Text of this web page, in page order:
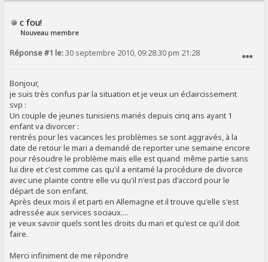
c fou!
Nouveau membre
Réponse #1 le:30 septembre 2010, 09:28:30 pm 21:28
Bonjour,
je suis très confus par la situation et je veux un éclaircissement
svp :
Un couple de jeunes tunisiens mariés depuis cinq ans ayant 1
enfant va divorcer :
rentrés pour les vacances les problèmes se sont aggravés, à la
date de retour le mari a demandé de reporter une semaine encore
pour résoudre le problème mais elle est quand même partie sans
lui dire et c'est comme cas qu'il a entamé la procédure de divorce
avec une plainte contre elle vu qu'il n'est pas d'accord pour le
départ de son enfant.
Après deux mois il et parti en Allemagne et il trouve qu'elle s'est
adressée aux services sociaux....
je veux savoir quels sont les droits du mari et qu'est ce qu'il doit
faire.
Merci infiniment de me répondre